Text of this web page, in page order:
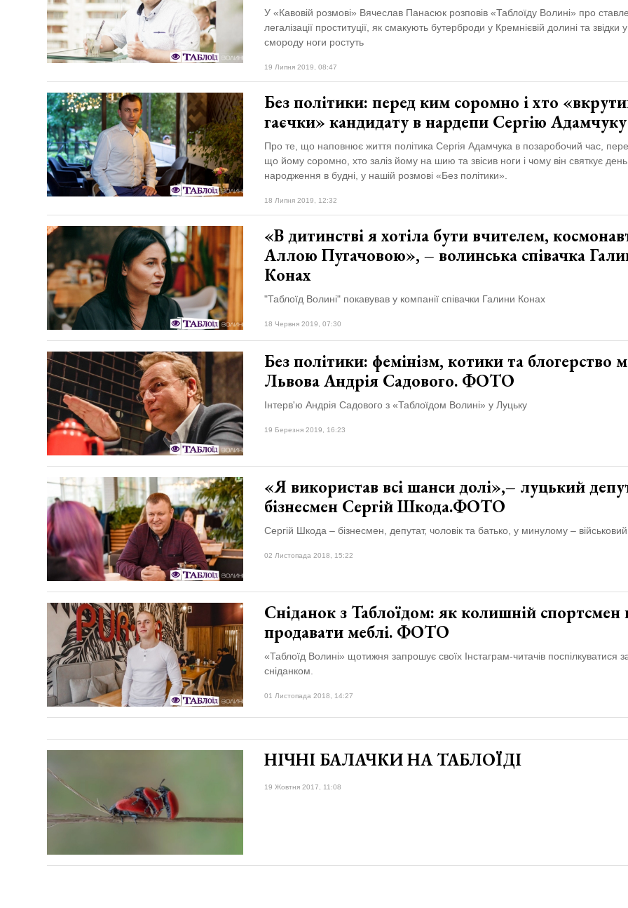
У «Кавовій розмові» Вячеслав Панасюк розповів «Таблоїду Волині» про
легалізації проституції, як смакують бутерброди у Кремнієвій долині та звідки
смороду ноги ростуть
19 Липня 2019, 08:47
Без політики: перед ким соромно і хто
гаєчки» кандидату в нардепи Сергію Адамчуку
Про те, що наповнює життя політика Сергія Адамчука в позаробочий час,
що йому соромно, хто заліз йому на шию та звісив ноги і чому він святкує день
народження в будні, у нашій розмові «Без політики».
18 Липня 2019, 12:32
«В дитинстві я хотіла бути вчителем,
Аллою Пугачовою», – волинська співачка
Конах
"Таблоїд Волині" покавував у компанії співачки Галини Конах
18 Червня 2019, 07:30
Без політики: фемінізм, котики та блогерство
Львова Андрія Садового. ФОТО
Інтерв'ю Андрія Садового з «Таблоїдом Волині» у Луцьку
19 Березня 2019, 16:23
«Я використав всі шанси долі»,– луцький
бізнесмен Сергій Шкода.ФОТО
Сергій Шкода – бізнесмен, депутат, чоловік та батько, у минулому –
02 Листопада 2018, 15:22
Сніданок з Таблоїдом: як колишній спортсмен
продавати меблі. ФОТО
«Таблоїд Волині» щотижня запрошує своїх Інстаграм-читачів поспілкуватися
сніданком.
01 Листопада 2018, 14:27
НІЧНІ БАЛАЧКИ НА ТАБЛОЇДІ
19 Жовтня 2017, 11:08